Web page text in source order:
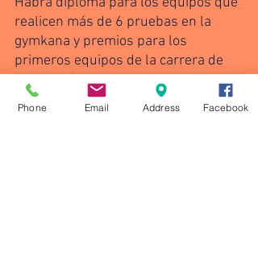
realicen más de 6 pruebas en la
gymkana y premios para los
primeros equipos de la carrera de
orientación.
Phone Email Address Facebook